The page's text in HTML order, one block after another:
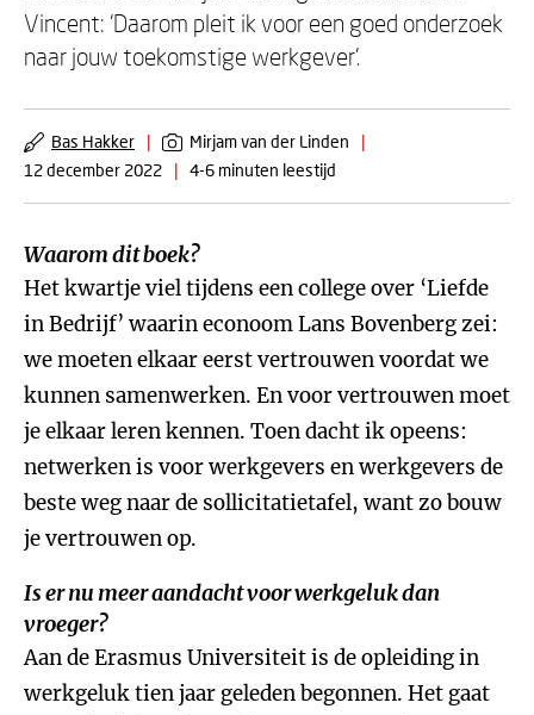
Vincent: ‘Daarom pleit ik voor een goed onderzoek
naar jouw toekomstige werkgever’.
Bas Hakker | Mirjam van der Linden
|
12 december 2022
| 4-6 minuten leestijd
Waarom dit boek?
Het kwartje viel tijdens een college over ‘Liefde
in Bedrijf’ waarin econoom Lans Bovenberg zei:
we moeten elkaar eerst vertrouwen voordat we
kunnen samenwerken. En voor vertrouwen moet
je elkaar leren kennen. Toen dacht ik opeens:
netwerken is voor werkgevers en werkgevers de
beste weg naar de sollicitatietafel, want zo bouw
je vertrouwen op.
Is er nu meer aandacht voor werkgeluk dan
vroeger?
Aan de Erasmus Universiteit is de opleiding in
werkgeluk tien jaar geleden begonnen. Het gaat